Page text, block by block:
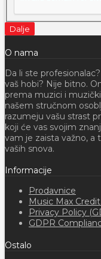
Dalje
O nama
Da li ste
vaš hobi? Nije bitno.
prema muzici i
našem stručnom
razumeju vašu strast
koji će vas svojim
vam je zaista važno,
vaših snova.
Informacije
Prodavnice
Music Max
Privacy Policy
GDPR
Ostalo